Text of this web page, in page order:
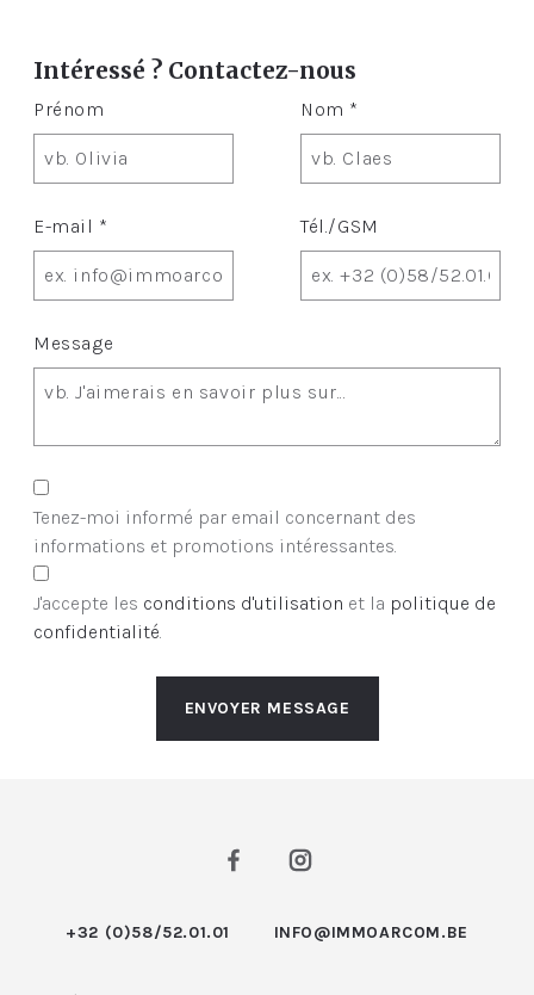
Intéressé ? Contactez-nous
Prénom Nom *
E-mail * Tél./GSM
Message
Tenez-moi informé par email concernant des
informations et promotions intéressantes.
J'accepte les conditions d'utilisation et la politique de
confidentialité.
ENVOYER MESSAGE
+32 (0)58/52.01.01 INFO@IMMOARCOM.BE